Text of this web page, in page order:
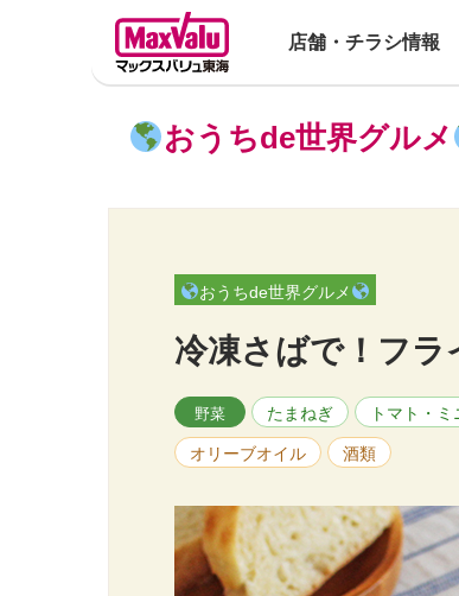
店舗・チラシ情報
おうちde世界グルメ
おうちde世界グルメ
冷凍さばで！フ
野菜 たまねぎ トマト・ミ
オリーブオイル 酒類